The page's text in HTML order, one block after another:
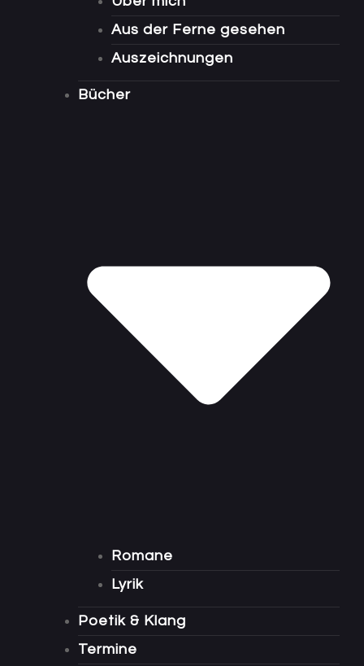
Aus der Ferne gesehen
Auszeichnungen
Bücher
Romane
Lyrik
Poetik & Klang
Termine